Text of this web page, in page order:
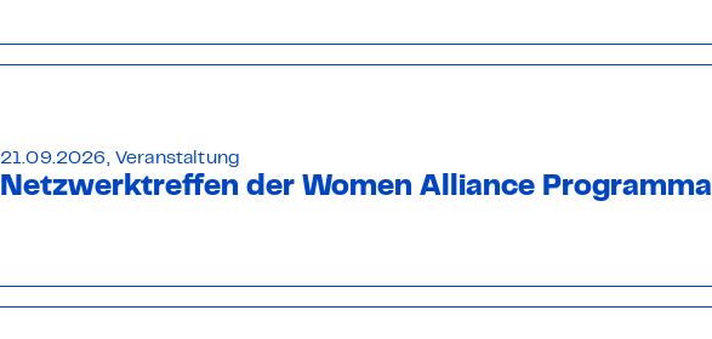
21.09.2026, Veranstaltung
Netzwerktreffen der Women Alliance